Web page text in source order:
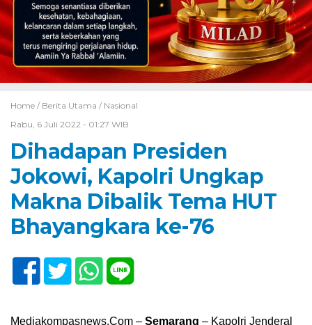
Home / Berita Utama / Nasional
Rabu, 6 Juli 2022 - 01:27 WIB
Dihadapan Presiden
Jokowi, Kapolri Ungkap
Makna Dibalik Tema HUT
Bhayangkara ke-76
Mediakompasnews.Com – Semarang – Kapolri Jenderal